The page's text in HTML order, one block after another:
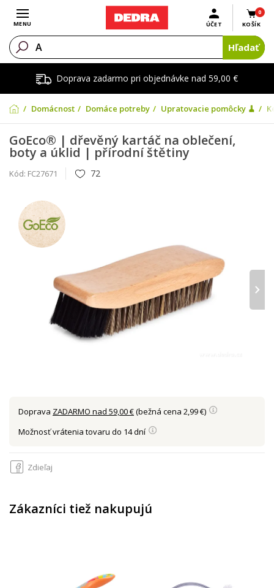
Doprava zadarmo pri objednávke nad 59,00 €
Otvoriť menu
MENU
0
KOŠÍK
ÚČET
Hľadať
Domácnosť Domáce potreby Upratovacie pomôcky 🧹
GoEco® | dřevěný kartáč na oblečení,
boty a úklid | přírodní štětiny
Kód: FC27671 72
›
Doprava ZADARMO nad 59,00 €(bežná cena 2,99 €)
Možnosť vrátenia tovaru do 14 dní
Zdieľaj
Zákazníci tiež nakupujú